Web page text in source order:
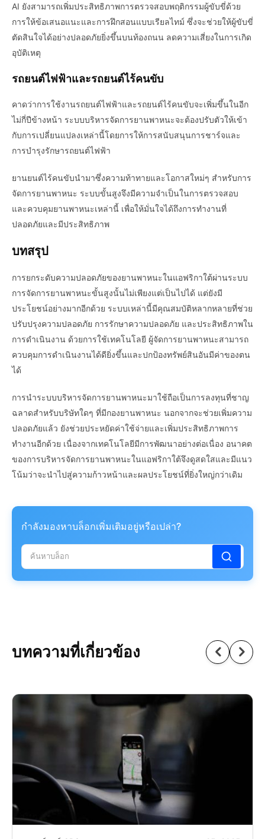
AI ยังสามารถเพิ่มประสิทธิภาพการตรวจสอบพฤติกรรมผู้ขับขี่ด้วย
การให้ข้อเสนอแนะและการฝึกสอนแบบเรียลไทม์ ซึ่งจะช่วยให้ผู้ขับขี่
ตัดสินใจได้อย่างปลอดภัยยิ่งขึ้นบนท้องถนน ลดความเสี่ยงในการเกิด
อุบัติเหตุ
รถยนต์ไฟฟ้าและรถยนต์ไร้คนขับ
คาดว่าการใช้งานรถยนต์ไฟฟ้าและรถยนต์ไร้คนขับจะเพิ่มขึ้นในอีก
ไม่กี่ปีข้างหน้า ระบบบริหารจัดการยานพาหนะจะต้องปรับตัวให้เข้า
กับการเปลี่ยนแปลงเหล่านี้โดยการให้การสนับสนุนการชาร์จและ
การบำรุงรักษารถยนต์ไฟฟ้า
ยานยนต์ไร้คนขับนำมาซึ่งความท้าทายและโอกาสใหม่ๆ สำหรับการ
จัดการยานพาหนะ ระบบขั้นสูงจึงมีความจำเป็นในการตรวจสอบ
และควบคุมยานพาหนะเหล่านี้ เพื่อให้มั่นใจได้ถึงการทำงานที่
ปลอดภัยและมีประสิทธิภาพ
บทสรุป
การยกระดับความปลอดภัยของยานพาหนะในแอฟริกาใต้ผ่านระบบ
การจัดการยานพาหนะขั้นสูงนั้นไม่เพียงแต่เป็นไปได้ แต่ยังมี
ประโยชน์อย่างมากอีกด้วย ระบบเหล่านี้มีคุณสมบัติหลากหลายที่ช่วย
ปรับปรุงความปลอดภัย การรักษาความปลอดภัย และประสิทธิภาพใน
การดำเนินงาน ด้วยการใช้เทคโนโลยี ผู้จัดการยานพาหนะสามารถ
ควบคุมการดำเนินงานได้ดียิ่งขึ้นและปกป้องทรัพย์สินอันมีค่าของตน
ได้
การนำระบบบริหารจัดการยานพาหนะมาใช้ถือเป็นการลงทุนที่ชาญ
ฉลาดสำหรับบริษัทใดๆ ที่มีกองยานพาหนะ นอกจากจะช่วยเพิ่มความ
ปลอดภัยแล้ว ยังช่วยประหยัดค่าใช้จ่ายและเพิ่มประสิทธิภาพการ
ทำงานอีกด้วย เนื่องจากเทคโนโลยีมีการพัฒนาอย่างต่อเนื่อง อนาคต
ของการบริหารจัดการยานพาหนะในแอฟริกาใต้จึงดูสดใสและมีแนว
โน้มว่าจะนำไปสู่ความก้าวหน้าและผลประโยชน์ที่ยิ่งใหญ่กว่าเดิม
กำลังมองหาบล็อกเพิ่มเติมอยู่หรือเปล่า?
บทความที่เกี่ยวข้อง